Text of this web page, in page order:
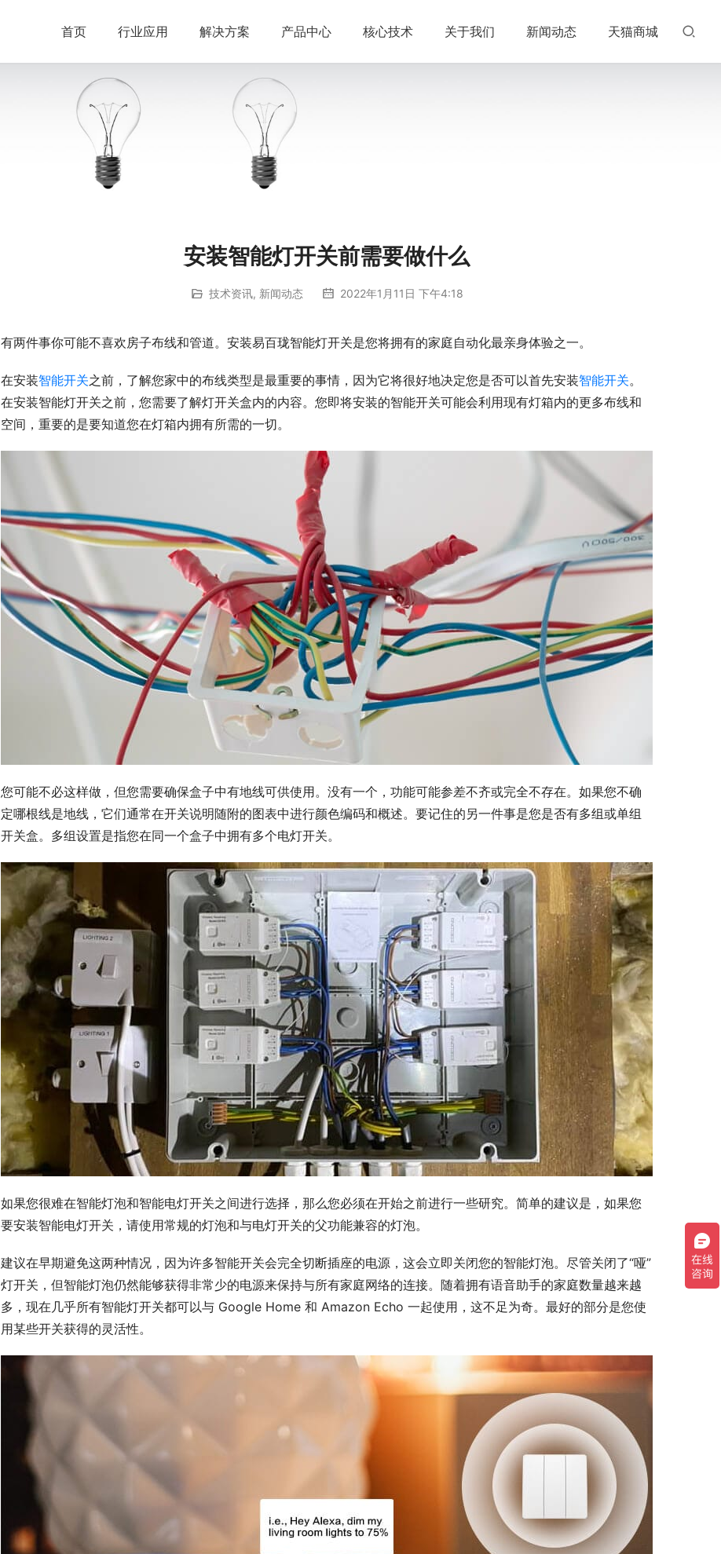
首页 行业应用 解决方案 产品中心 核心技术 关于我们 新闻动态 天猫商城
安装智能灯开关前需要做什么
技术资讯, 新闻动态 2022年1月11日 下午4:18
有两件事你可能不喜欢房子布线和管道。安装易百珑智能灯开关是您将拥有的家庭自动化最亲身体验之一。
在安装智能开关之前，了解您家中的布线类型是最重要的事情，因为它将很好地决定您是否可以首先安装智能开关。
在安装智能灯开关之前，您需要了解灯开关盒内的内容。您即将安装的智能开关可能会利用现有灯箱内的更多布线和
空间，重要的是要知道您在灯箱内拥有所需的一切。
您可能不必这样做，但您需要确保盒子中有地线可供使用。没有一个，功能可能参差不齐或完全不存在。如果您不确
定哪根线是地线，它们通常在开关说明随附的图表中进行颜色编码和概述。要记住的另一件事是您是否有多组或单组
开关盒。多组设置是指您在同一个盒子中拥有多个电灯开关。
如果您很难在智能灯泡和智能电灯开关之间进行选择，那么您必须在开始之前进行一些研究。简单的建议是，如果您
要安装智能电灯开关，请使用常规的灯泡和与电灯开关的父功能兼容的灯泡。
建议在早期避免这两种情况，因为许多智能开关会完全切断插座的电源，这会立即关闭您的智能灯泡。尽管关闭了“哑”
灯开关，但智能灯泡仍然能够获得非常少的电源来保持与所有家庭网络的连接。随着拥有语音助手的家庭数量越来越
多，现在几乎所有智能灯开关都可以与 Google Home 和 Amazon Echo 一起使用，这不足为奇。最好的部分是您使
用某些开关获得的灵活性。